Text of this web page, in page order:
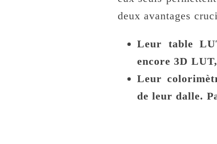
deux avantages
Leur table
encore 3D LUT,
Leur
de leur dalle.